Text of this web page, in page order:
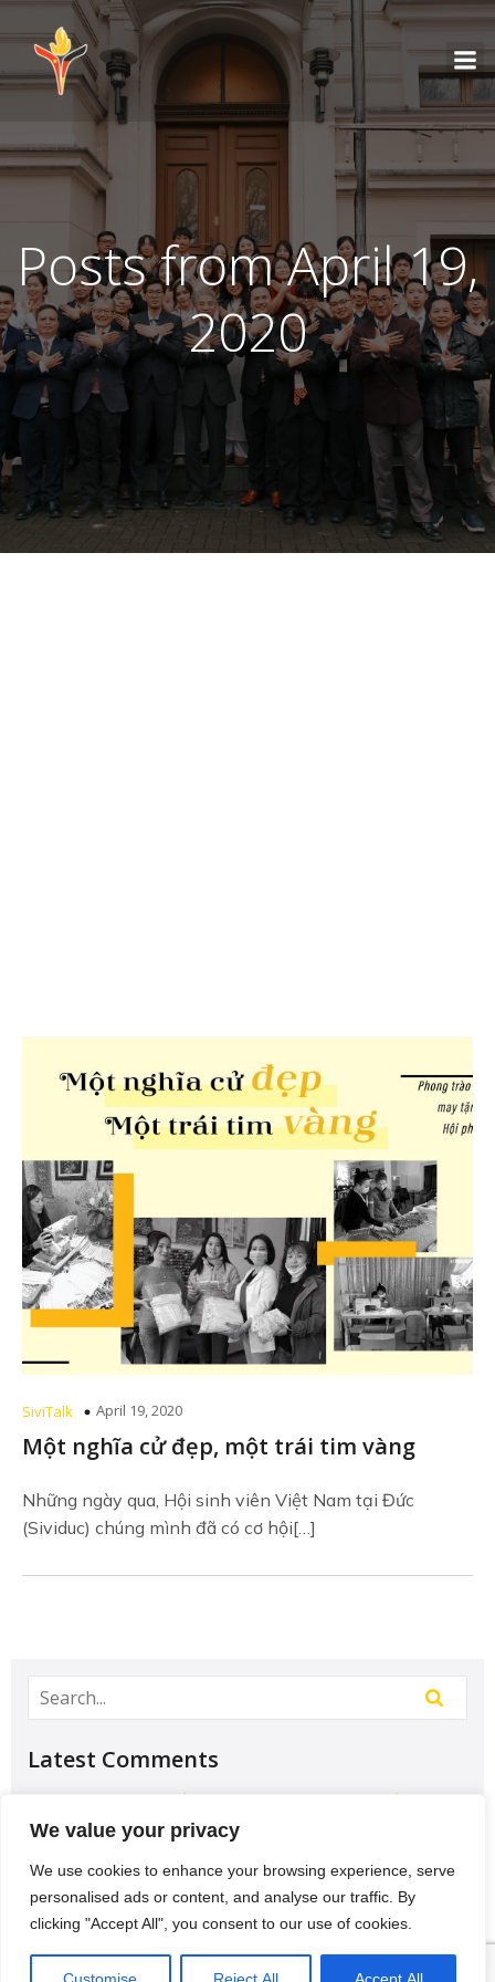
We value your privacy
We use cookies to enhance your browsing experience, serve
personalised ads or content, and analyse our traffic. By
clicking "Accept All", you consent to our use of cookies.
Posts from April 19,
2020
SiviTalk April 19, 2020
Một nghĩa cử đẹp, một trái tim vàng
Những ngày qua, Hội sinh viên Việt Nam tại Đức
(Sividuc) chúng mình đã có cơ hội[…]
Latest Comments
Học Đại học để có tương lai hơn? – Chưa chắc –
Sividuc.orgonChọn ngành học: sinh viên IT và
12/08/2016
[…] lại thì lại thiếu các kĩ năng của một người
thợ. Theo Tagesschau.de Bonus: Chọn ngành
học: sinh viên…
VI